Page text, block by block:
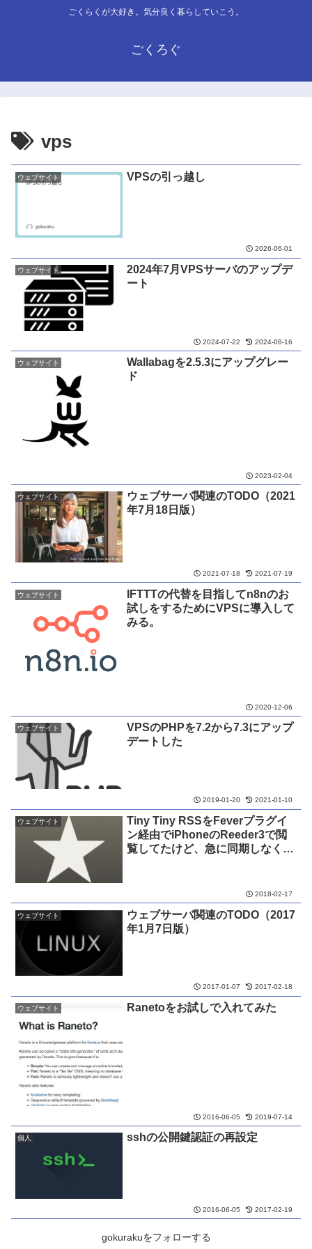
ごくらくが大好き。気分良く暮らしていこう。
ごくろぐ
vps
ウェブサイト VPSの引っ越し
2026-06-01
ウェブサイト
2024年7月VPSサーバのアップデ
ート
2024-07-22 2024-08-16
ウェブサイト
Wallabagを2.5.3にアップグレー
ド
2023-02-04
ウェブサイト
ウェブサーバ関連のTODO（2021
年7月18日版）
2021-07-18 2021-07-19
ウェブサイト
IFTTTの代替を目指してn8nのお
試しをするためにVPSに導入して
みる。
2020-12-06
ウェブサイト
VPSのPHPを7.2から7.3にアップ
デートした
2019-01-20 2021-01-10
ウェブサイト
Tiny Tiny RSSをFeverプラグイ
ン経由でiPhoneのReeder3で閲
覧してたけど、急に同期しなくな
2018-02-17
ウェブサイト
ウェブサーバ関連のTODO（2017
年1月7日版）
2017-01-07 2017-02-18
ウェブサイト Ranetoをお試しで入れてみた
2016-06-05 2019-07-14
個人 sshの公開鍵認証の再設定
2016-06-05 2017-02-19
gokurakuをフォローする